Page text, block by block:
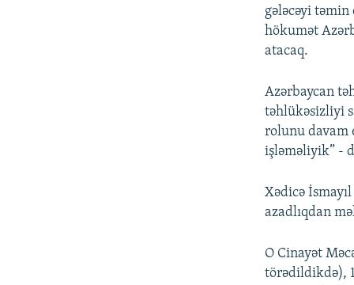
gələcəyi
hökumət
atacaq.
Azərbaycan
təhlükəsizliyi
rolunu davam
işləməliyik” -
Xədicə
azadlıqdan
O Cinayət
törədildikdə),